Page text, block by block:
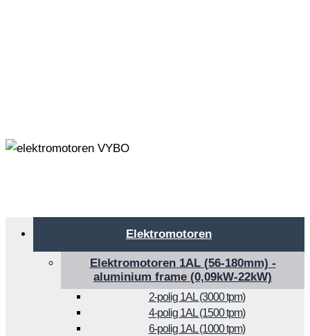
Elektromotoren
Elektromotoren 1AL (56-180mm) -
aluminium frame (0,09kW-22kW)
2-polig 1AL (3000 tpm)
4-polig 1AL (1500 tpm)
6-polig 1AL (1000 tpm)